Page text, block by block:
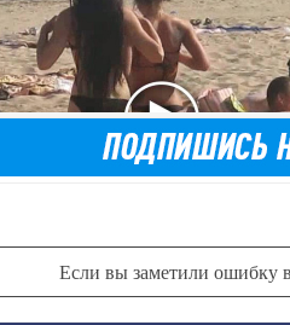
Если вы заметили ошибку